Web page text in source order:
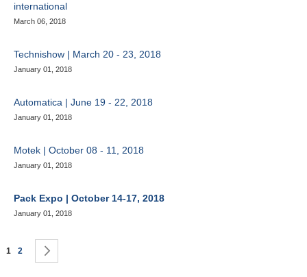
international
March 06, 2018
Technishow | March 20 - 23, 2018
January 01, 2018
Automatica | June 19 - 22, 2018
January 01, 2018
Motek | October 08 - 11, 2018
January 01, 2018
Pack Expo | October 14-17, 2018
January 01, 2018
ペ
ページを読んでいます
1 ページ
2